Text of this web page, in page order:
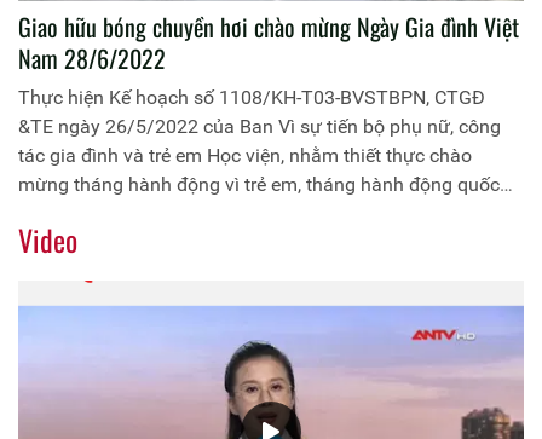
Giao hữu bóng chuyền hơi chào mừng Ngày Gia đình Việt
Nam 28/6/2022
Thực hiện Kế hoạch số 1108/KH-T03-BVSTBPN, CTGĐ
&TE ngày 26/5/2022 của Ban Vì sự tiến bộ phụ nữ, công
tác gia đình và trẻ em Học viện, nhằm thiết thực chào
mừng tháng hành động vì trẻ em, tháng hành động quốc
Nam 28/6
Video